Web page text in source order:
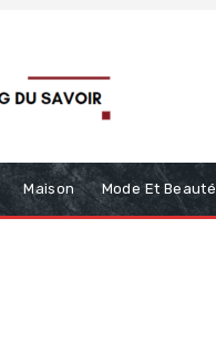
Maison Mode Et Beauté